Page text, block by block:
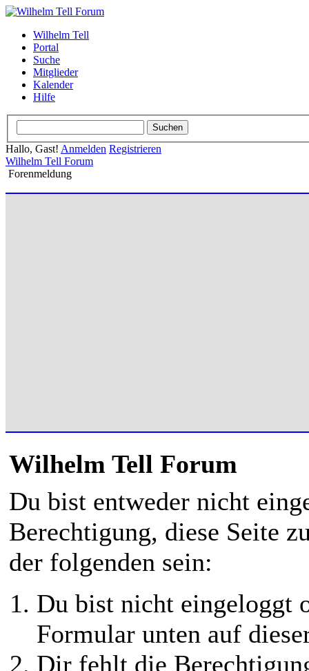
Wilhelm Tell
Portal
Suche
Mitglieder
Kalender
Hilfe
Hallo, Gast! Anmelden Registrieren
Wilhelm Tell Forum
Forenmeldung
Wilhelm Tell Forum
Du bist entweder nicht
Berechtigung, diese Seite
der folgenden sein:
Du bist nicht eingeloggt
Formular unten auf
Dir fehlt die